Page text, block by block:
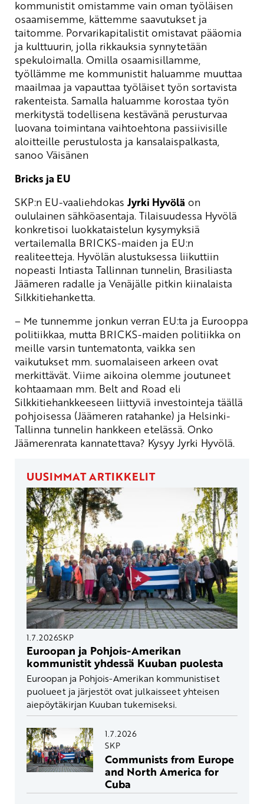
kommunistit omistamme vain oman työläisen
osaamisemme, kättemme saavutukset ja
taitomme. Porvarikapitalistit omistavat pääomia
ja kulttuurin, jolla rikkauksia synnytetään
spekuloimalla. Omilla osaamisillamme,
työllämme me kommunistit haluamme muuttaa
maailmaa ja vapauttaa työläiset työn sortavista
rakenteista. Samalla haluamme korostaa työn
merkitystä todellisena kestävänä perusturvaa
luovana toimintana vaihtoehtona passiivisille
aloitteille perustulosta ja kansalaispalkasta,
sanoo Väisänen
Bricks ja EU
SKP:n EU-vaaliehdokas Jyrki Hyvölä on
oululainen sähköasentaja. Tilaisuudessa Hyvölä
konkretisoi luokkataistelun kysymyksiä
vertailemalla BRICKS-maiden ja EU:n
realiteetteja. Hyvölän alustuksessa liikuttiin
nopeasti Intiasta Tallinnan tunnelin, Brasiliasta
Jäämeren radalle ja Venäjälle pitkin kiinalaista
Silkkitiehanketta.
– Me tunnemme jonkun verran EU:ta ja Eurooppa
politiikkaa, mutta BRICKS-maiden politiikka on
meille varsin tuntematonta, vaikka sen
vaikutukset mm. suomalaiseen arkeen ovat
merkittävät. Viime aikoina olemme joutuneet
kohtaamaan mm. Belt and Road eli
Silkkitiehankkeeseen liittyviä investointeja täällä
pohjoisessa (Jäämeren ratahanke) ja Helsinki-
Tallinna tunnelin hankkeen etelässä. Onko
Jäämerenrata kannatettava? Kysyy Jyrki Hyvölä.
UUSIMMAT ARTIKKELIT
1.7.2026SKP
Euroopan ja Pohjois-Amerikan
kommunistit yhdessä Kuuban puolesta
Euroopan ja Pohjois-Amerikan kommunistiset
puolueet ja järjestöt ovat julkaisseet yhteisen
aiepöytäkirjan Kuuban tukemiseksi.
1.7.2026
SKP
Communists from Europe
and North America for
Cuba